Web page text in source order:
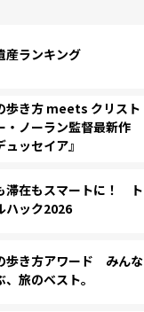
産ランキング
歩き方 meets クリスト
・ノーラン監督最新作
ュッセイア』
滞在もスマートに！ ト
ハック2026
歩き方アワード みんな
、旅のベスト。